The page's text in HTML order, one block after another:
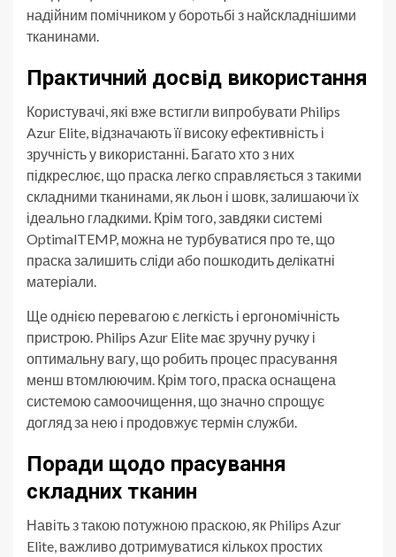
надійним помічником у боротьбі з найскладнішими
тканинами.
Практичний досвід використання
Користувачі, які вже встигли випробувати Philips
Azur Elite, відзначають її високу ефективність і
зручність у використанні. Багато хто з них
підкреслює, що праска легко справляється з такими
складними тканинами, як льон і шовк, залишаючи їх
ідеально гладкими. Крім того, завдяки системі
OptimalTEMP, можна не турбуватися про те, що
праска залишить сліди або пошкодить делікатні
матеріали.
Ще однією перевагою є легкість і ергономічність
пристрою. Philips Azur Elite має зручну ручку і
оптимальну вагу, що робить процес прасування
менш втомлюючим. Крім того, праска оснащена
системою самоочищення, що значно спрощує
догляд за нею і продовжує термін служби.
Поради щодо прасування
складних тканин
Навіть з такою потужною праскою, як Philips Azur
Elite, важливо дотримуватися кількох простих